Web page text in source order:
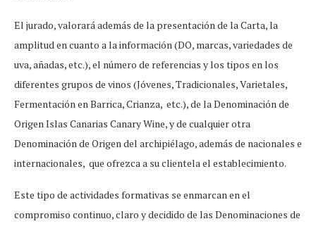
El jurado, valorará además de la presentación de la Carta, la
amplitud en cuanto a la información (DO, marcas, variedades de
uva, añadas, etc.), el número de referencias y los tipos en los
diferentes grupos de vinos (Jóvenes, Tradicionales, Varietales,
Fermentación en Barrica, Crianza, etc.), de la Denominación de
Origen Islas Canarias Canary Wine, y de cualquier otra
Denominación de Origen del archipiélago, además de nacionales e
internacionales, que ofrezca a su clientela el establecimiento.
Este tipo de actividades formativas se enmarcan en el
compromiso continuo, claro y decidido de las Denominaciones de